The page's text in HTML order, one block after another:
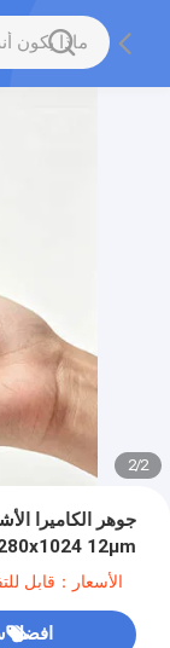
2
/
2
للتصوير الحراري
الأسعار：قابل
افضل